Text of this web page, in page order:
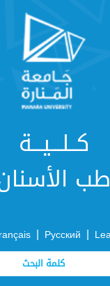
كــلـــيـــة
طب
|
Русский
|